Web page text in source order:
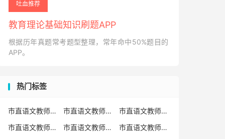
吐血推荐
教育理论基础知识刷题APP
根据历年真题常考题型整理，常年命中50%题目的
APP。
热门标签
市直语文教师招聘 市直语文教师招聘考试真题
市直语文教师招聘考试真题卷
市直语文教师编制考试真题
市直语文教师编制考试真题卷
市直语文教师考试